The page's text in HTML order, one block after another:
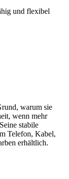
und flexibel
warum sie
wenn mehr
stabile
Telefon, Kabel,
erhältlich.